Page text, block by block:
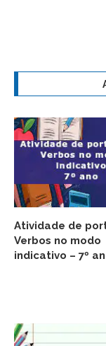
Atividade de
Verbos no modo
indicativo – 7º